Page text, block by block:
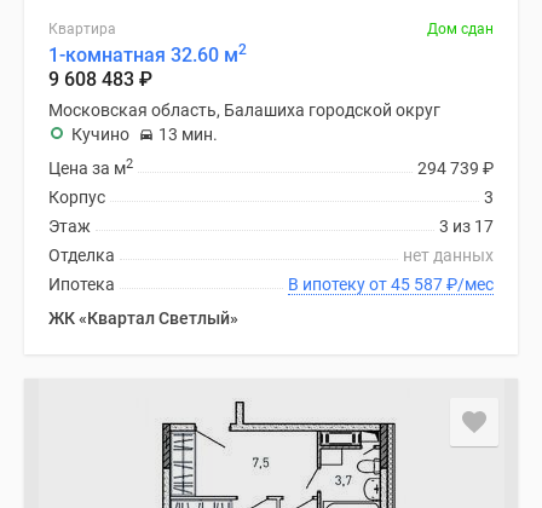
Квартира Дом сдан
1-комнатная 32.60 м2
9 608 483 ₽
Московская область, Балашиха городской округ
Кучино
13 мин.
294 739 ₽
Цена за м2
3
Корпус
3 из 17
Этаж
нет данных
Отделка
В ипотеку от 45 587₽/мес
Ипотека
ЖК «Квартал Светлый»